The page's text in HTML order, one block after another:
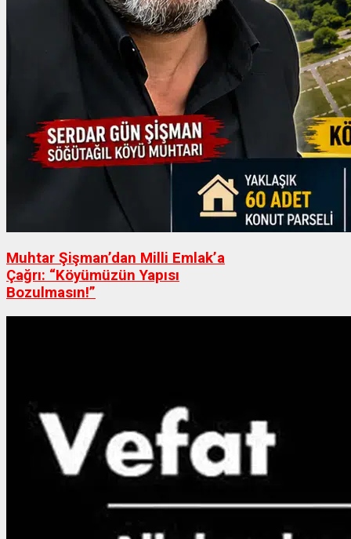
Muhtar Şişman’dan Milli Emlak’a
Çağrı: “Köyümüzün Yapısı
Bozulmasın!”